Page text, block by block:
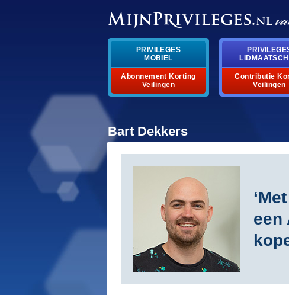
privileges
mobiel
abonnement korting
veilingen
contributie
veilingen
bart dekkers
een